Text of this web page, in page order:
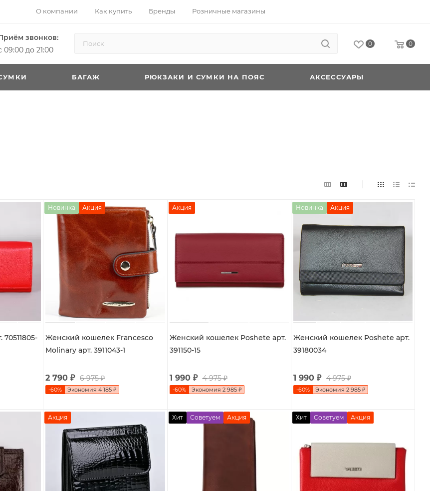
О компании Как купить Бренды Розничные магазины
звонков:
09:00 до 21:00
0 0
БАГАЖ РЮКЗАКИ И СУМКИ НА ПОЯС АКСЕССУАРЫ
Новинка Акция
Женский кошелек Francesco
Molinary арт. 3911043-1
2 790 ₽ 6 975₽
-60% Экономия4 185 ₽
Акция
Женский кошелек Poshete арт.
391150-15
1 990₽ 4 975₽
-60% Экономия 2 985₽
Новинка Акция
Женский кошелек Poshete арт.
39180034
1 990₽ 4 975₽
-60% Экономия 2 985₽
Акция Хит Советуем Акция Хит Советуем Акция